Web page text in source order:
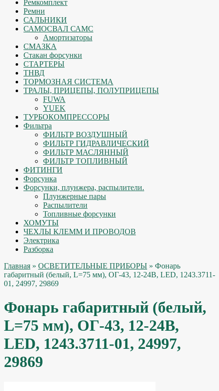
Ремкомплект
Ремни
САЛЬНИКИ
САМОСВАЛ САМС
Амортизаторы
СМАЗКА
Стакан форсунки
СТАРТЕРЫ
ТНВД
ТОРМОЗНАЯ СИСТЕМА
ТРАЛЫ, ПРИЦЕПЫ, ПОЛУПРИЦЕПЫ
FUWA
YUEK
ТУРБОКОМПРЕССОРЫ
Фильтра
ФИЛЬТР ВОЗДУШНЫЙ
ФИЛЬТР ГИДРАВЛИЧЕСКИЙ
ФИЛЬТР МАСЛЯННЫЙ
ФИЛЬТР ТОПЛИВНЫЙ
ФИТИНГИ
Форсунка
Форсунки, плунжера, распылители.
Плунжерные пары
Распылители
Топливные форсунки
ХОМУТЫ
ЧЕХЛЫ КЛЕММ И ПРОВОДОВ
Электрика
Разборка
Главная » ОСВЕТИТЕЛЬНЫЕ ПРИБОРЫ » Фонарь
габаритный (белый, L=75 мм), ОГ-43, 12-24В, LED, 1243.3711-
01, 24997, 29869
Фонарь габаритный (белый,
L=75 мм), ОГ-43, 12-24В,
LED, 1243.3711-01, 24997,
29869